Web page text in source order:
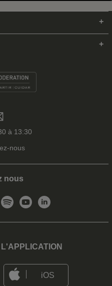
à 13:30
nous
nous
iOS